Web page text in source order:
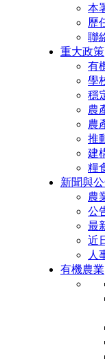
本
歷
聯
重大政策
有
學
穩
農
農
推
建
糧
新聞與
農
公
最
近
人
有機農業